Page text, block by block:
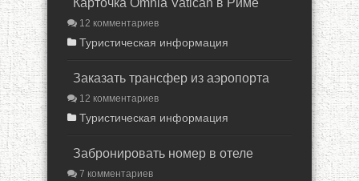
12 комментариев
Туристическая информация
Заказать трансфер из аэропорта
12 комментариев
Туристическая информация
Забронировать номер в отеле
7 комментариев